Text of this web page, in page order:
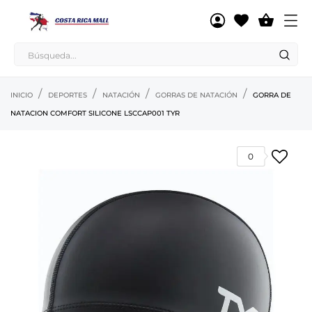

INICIO DEPORTES NATACIÓN GORRAS DE NATACIÓN
GORRA DE
NATACION COMFORT SILICONE LSCCAP001 TYR
0